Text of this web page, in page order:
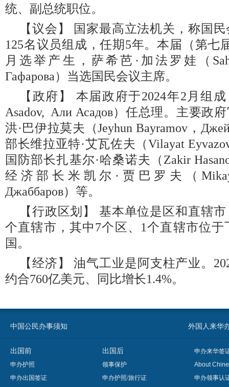
统、副总统职位。
【议会】 国家最高立法机关，称国
125名议员组成，任期5年。本届（第七
月选举产生，萨希芭·加法罗娃（
Гафарова）当选国民会议主席。
【政府】 本届政府于2024年2月组
Asadov, Али Асадов）任总理。主要政
洪·巴伊拉莫夫（Jeyhun Bayramov，
部长维拉亚特·艾瓦佐夫（Vilayat
国防部长扎基尔·哈桑诺夫（Zakir
经济部长米凯尔·贾巴罗夫（
Джаббаров）等。
【行政区划】 基本单位是区和直辖
个直辖市，其中7个区、1个直辖市位
国。
【经济】 油气工业是阿支柱产业。
约合760亿美元、同比增长1.4%。
中国公民办事须知 外国人来华
出国前
申办护照
申办出国签证
出国后
领事保护
申办护照/旅行证
申办来华签
About
申办领事认